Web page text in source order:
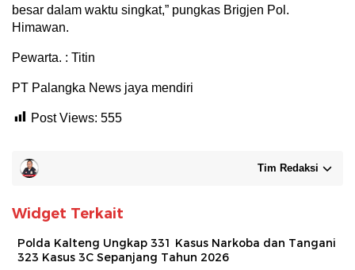
besar dalam waktu singkat,” pungkas Brigjen Pol.
Himawan.
Pewarta. : Titin
PT Palangka News jaya mendiri
Post Views: 555
Tim Redaksi
Widget Terkait
Polda Kalteng Ungkap 331 Kasus Narkoba dan Tangani
323 Kasus 3C Sepanjang Tahun 2026